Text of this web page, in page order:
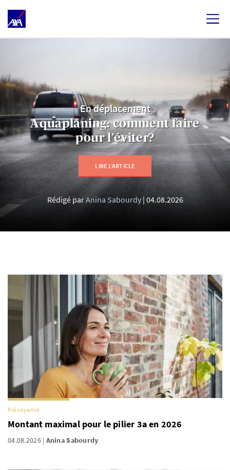
En déplacement
Aquaplaning: comment faire
pour l’éviter?
LIRE L’ARTICLE
Rédigé parAnina Sabourdy 04.08.2026
Prévoyance
Montant maximal pour le pilier 3a en 2026
04.08.2026 Anina Sabourdy